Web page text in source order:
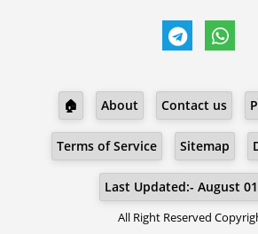
🏠 About Contact us
Terms of Service Sitemap
Last Updated:- August
All Right Reserved